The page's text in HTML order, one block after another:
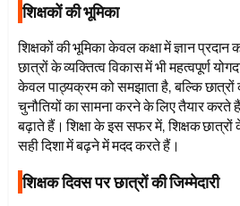
शिक्षकों की भूमिका
शिक्षकों की भूमिका केवल कक्षा में ज्ञान
छात्रों के व्यक्तित्व विकास में भी महत्वपूर्ण
केवल पाठ्यक्रम को समझाता है, बल्कि छात्रों
चुनौतियों का सामना करने के लिए तैयार
बढ़ाते हैं। शिक्षा के इस सफर में, शिक्षक छात्रों
सही दिशा में बढ़ने में मदद करते हैं।
शिक्षक दिवस पर छात्रों की जिम्मेदारी